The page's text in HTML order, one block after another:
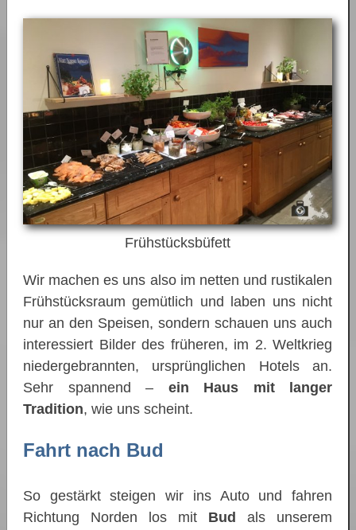
Frühstücksbüfett
Wir machen es uns also im netten und rustikalen
Frühstücksraum gemütlich und laben uns nicht
nur an den Speisen, sondern schauen uns auch
interessiert Bilder des früheren, im 2. Weltkrieg
niedergebrannten, ursprünglichen Hotels an.
Sehr spannend – ein Haus mit langer
Tradition, wie uns scheint.
Fahrt nach Bud
So gestärkt steigen wir ins Auto und fahren
Richtung Norden los mit Bud
als unserem